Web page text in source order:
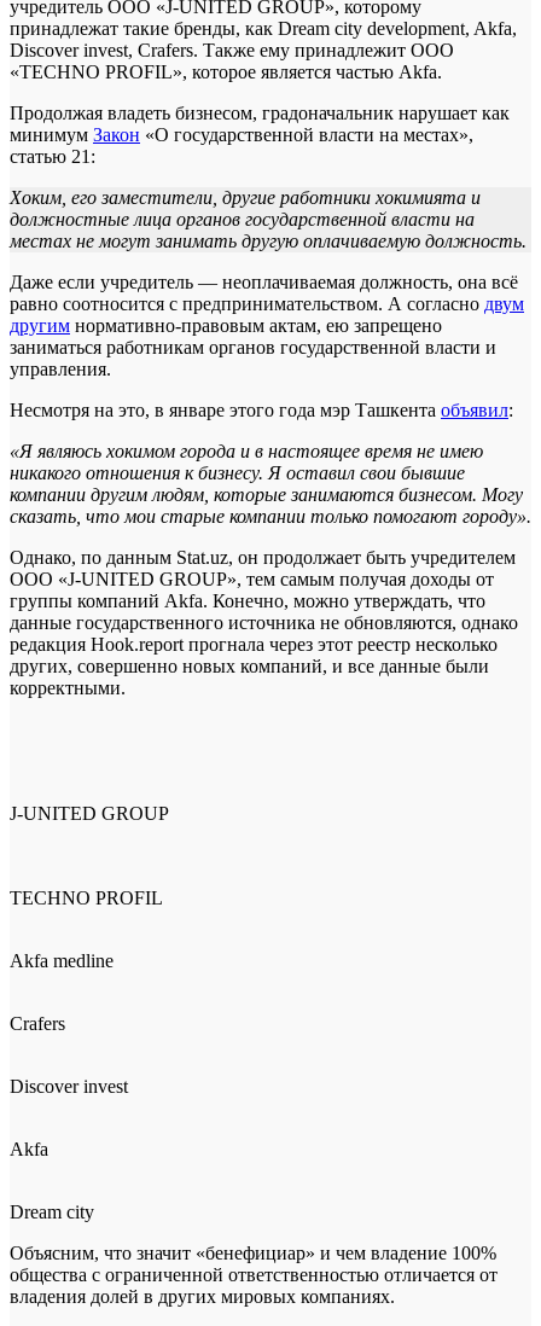
учредитель ООО «J-UNITED GROUP», которому
принадлежат такие бренды, как Dream city development, Akfa,
Discover invest, Crafers. Также ему принадлежит OOO
«TECHNO PROFIL», которое является частью Akfa.
Продолжая владеть бизнесом, градоначальник нарушает как
минимум Закон «О государственной власти на местах»,
статью 21:
Хоким, его заместители, другие работники хокимията и
должностные лица органов государственной власти на
местах не могут занимать другую оплачиваемую должность.
Даже если учредитель — неоплачиваемая должность, она всё
равно соотносится с предпринимательством. А согласно двум
другим нормативно-правовым актам, ею запрещено
заниматься работникам органов государственной власти и
управления.
Несмотря на это, в январе этого года мэр Ташкента объявил:
«Я являюсь хокимом города и в настоящее время не имею
никакого отношения к бизнесу. Я оставил свои бывшие
компании другим людям, которые занимаются бизнесом. Могу
сказать, что мои старые компании только помогают городу».
Однако, по данным Stat.uz, он продолжает быть учредителем
ООО «J-UNITED GROUP», тем самым получая доходы от
группы компаний Akfa. Конечно, можно утверждать, что
данные государственного источника не обновляются, однако
редакция Hook.report прогнала через этот реестр несколько
других, совершенно новых компаний, и все данные были
корректными.
J-UNITED GROUP
TECHNO PROFIL
Akfa medline
Crafers
Discover invest
Akfa
Dream city
Объясним, что значит «бенефициар» и чем владение 100%
общества с ограниченной ответственностью отличается от
владения долей в других мировых компаниях.